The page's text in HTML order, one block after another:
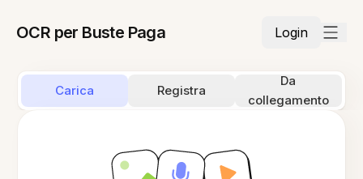
OCR per Buste Paga Login
Carica Registra
Da
collegamento